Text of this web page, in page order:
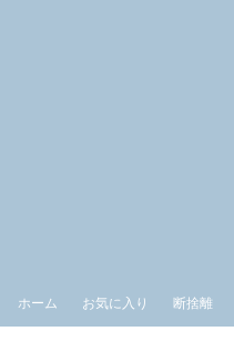
ホーム お気に入り 断捨離